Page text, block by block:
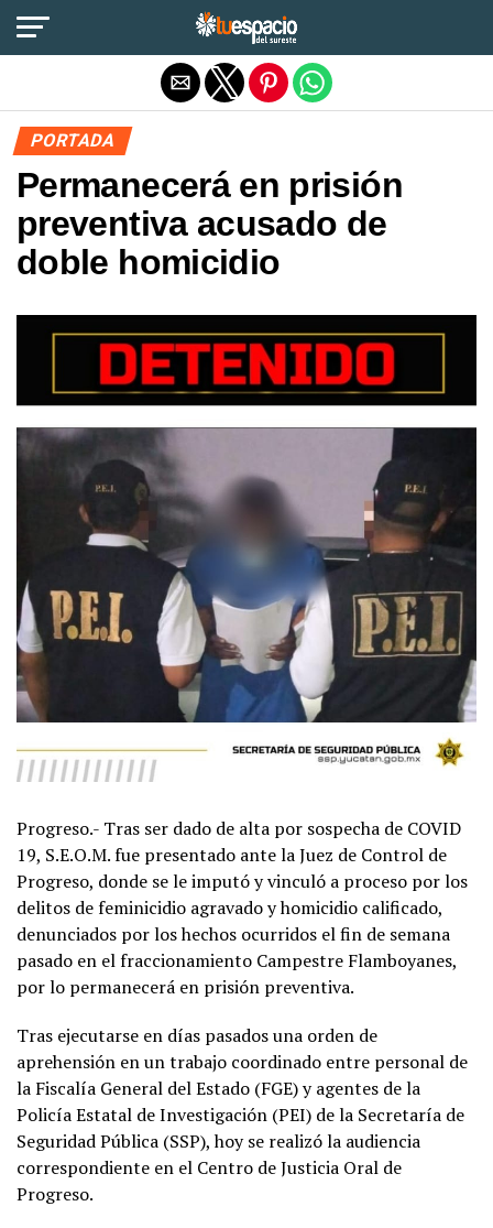
PORTADA
Permanecerá en prisión
preventiva acusado de
doble homicidio
Progreso.- Tras ser dado de alta por sospecha de COVID
19, S.E.O.M. fue presentado ante la Juez de Control de
Progreso, donde se le imputó y vinculó a proceso por los
delitos de feminicidio agravado y homicidio calificado,
denunciados por los hechos ocurridos el fin de semana
pasado en el fraccionamiento Campestre Flamboyanes,
por lo permanecerá en prisión preventiva.
Tras ejecutarse en días pasados una orden de
aprehensión en un trabajo coordinado entre personal de
la Fiscalía General del Estado (FGE) y agentes de la
Policía Estatal de Investigación (PEI) de la Secretaría de
Seguridad Pública (SSP), hoy se realizó la audiencia
correspondiente en el Centro de Justicia Oral de
Progreso.
Salir de la versión móvil